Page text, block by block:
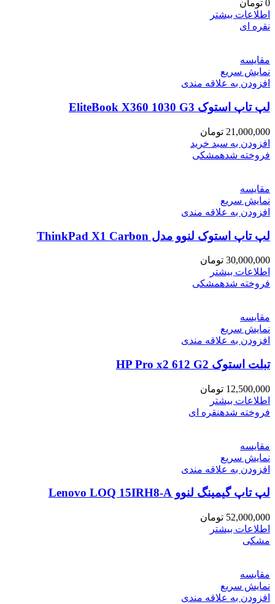
0 تومان
اطلاعات بیشتر
نقره ای
مقايسه
نمایش سریع
افزودن به علاقه مندی
لپ تاپ استوک EliteBook X360 1030 G3
21,000,000 تومان
افزودن به سبد خرید
فروخته شدهمشکی
مقايسه
نمایش سریع
افزودن به علاقه مندی
لپ تاپ استوک لنوو مدل ThinkPad X1 Carbon
30,000,000 تومان
اطلاعات بیشتر
فروخته شدهمشکی
مقايسه
نمایش سریع
افزودن به علاقه مندی
تبلت استوک HP Pro x2 612 G2
12,500,000 تومان
اطلاعات بیشتر
فروخته شدهنقره ای
مقايسه
نمایش سریع
افزودن به علاقه مندی
لپ تاپ گیمینگ لنوو Lenovo LOQ 15IRH8-A
52,000,000 تومان
اطلاعات بیشتر
مشکی
مقايسه
نمایش سریع
افزودن به علاقه مندی